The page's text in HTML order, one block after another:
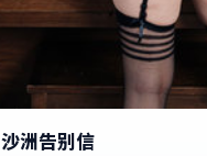
沙洲告别信